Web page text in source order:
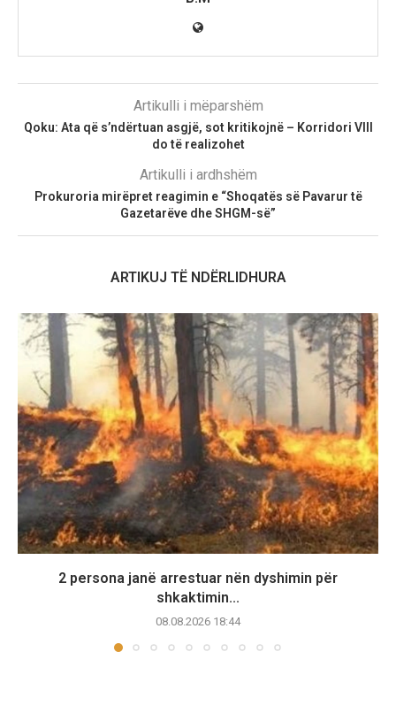
Artikulli i mëparshëm
Qoku: Ata që s’ndërtuan asgjë, sot kritikojnë – Korridori VIII
do të realizohet
Artikulli i ardhshëm
Prokuroria mirëpret reagimin e “Shoqatës së Pavarur të
Gazetarëve dhe SHGM-së”
ARTIKUJ TË NDËRLIDHURA
2 persona janë arrestuar nën dyshimin për
shkaktimin...
08.08.2026 18:44